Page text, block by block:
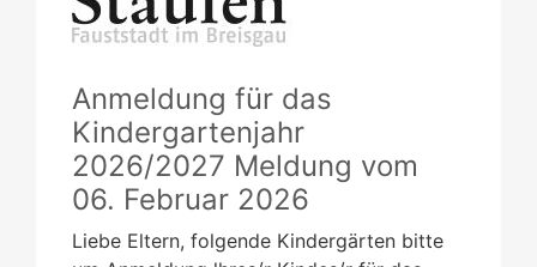
Anmeldung für das
Kindergartenjahr
2026/2027 Meldung vom
06. Februar 2026
Liebe Eltern, folgende Kindergärten bitte